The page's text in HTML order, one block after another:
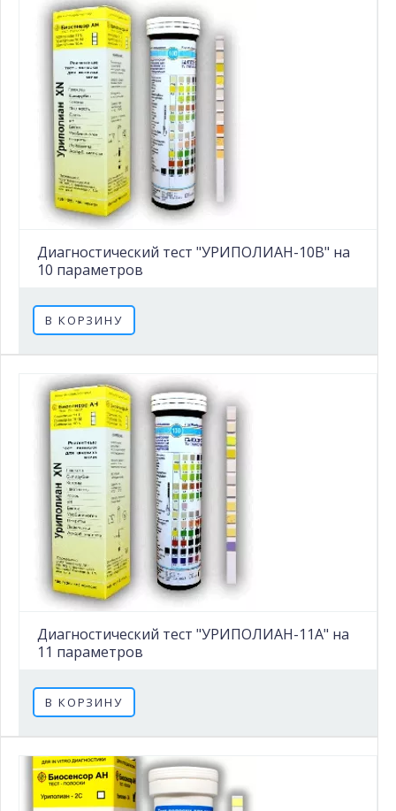
Диагностический тест "УРИПОЛИАН-10В" на
10 параметров
В КОРЗИНУ
Диагностический тест "УРИПОЛИАН-11А" на
11 параметров
В КОРЗИНУ